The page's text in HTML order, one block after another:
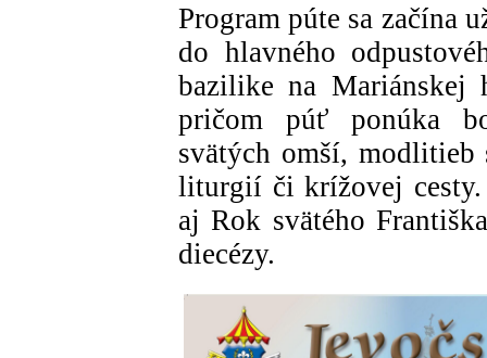
Program púte sa začína
do hlavného
bazilike na Mariánskej
pričom púť ponúka
svätých omší, modlitieb
liturgií či krížovej cesty.
aj Rok svätého
diecézy.